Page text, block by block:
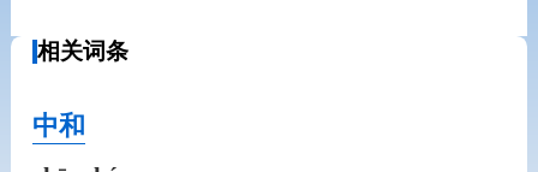
相关词条
中和